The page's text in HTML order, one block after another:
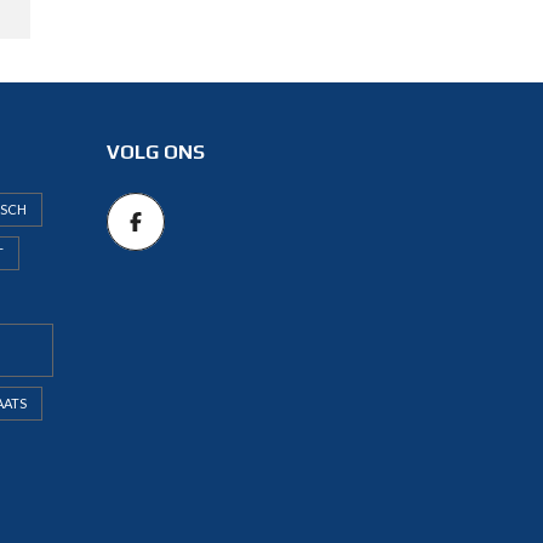
VOLG ONS